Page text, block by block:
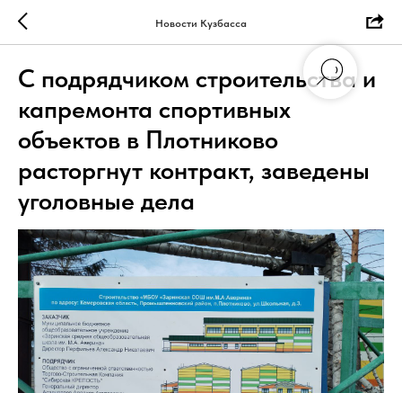
Новости Кузбасса
С подрядчиком строительства и
капремонта спортивных
объектов в Плотниково
расторгнут контракт, заведены
уголовные дела